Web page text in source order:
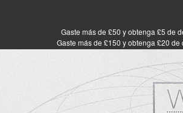
Gaste más de £50 y obtenga £5 de
Gaste más de £150 y obtenga £20 de